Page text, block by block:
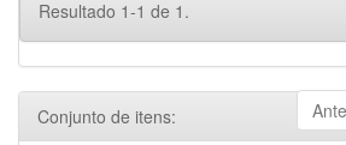
Resultado 1-1 de 1.
Conjunto de itens: